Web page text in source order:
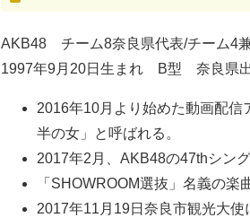
AKB48 チーム8奈良県代表/チーム4
1997年9月20日生まれ B型 奈良県
2016年10月より始めた動画配
半の女」と呼ばれる。
2017年2月、AKB48の47thシン
「SHOWROOM選抜」名義の楽
2017年11月19日奈良市観光大使